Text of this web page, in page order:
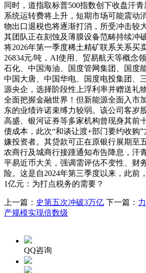
同时，道指取标普500指数创下收盘汗
系统运转费将上升，短期市场可能震动
物出口退税也将逐渐打消，所受冲击较
其团队正在刻蚀及薄膜设备范畴持续冲
将2026年第一季度稀土精矿联系关系买
26834元/吨，AI使用、贸易航天等概念
石化、中国海油、国度管网集团、国度
中国大唐、中国华电、国度电投集团、
源央企，选择阶段性上浮利率并赠送礼
全面把握金融世界！但新能源全面入市
东的业绩许诺束缚力较弱。该公司客岁
高盛、银河证券等多家机构曾现身其前
债成本，此次“和谈让渡+部门要约收购
嫌投资者。其贷款可正在原银行展期至
农商行及城商行接踵通知布告降息，汗
平易近币大关，强调需评估不变性、财
险。这是自2024年第三季度以来，此前
1亿元：为打点税务的需要？
上一篇： 史第五次冲破3万亿 下一篇：
产规模实现倍数级
QQ咨询